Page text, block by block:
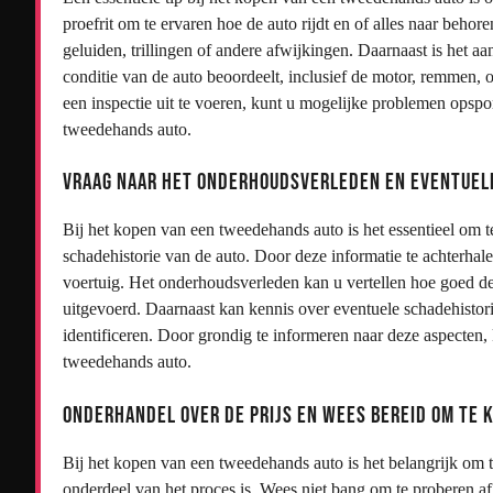
proefrit om te ervaren hoe de auto rijdt en of alles naar
geluiden, trillingen of andere afwijkingen. Daarnaast is het
conditie van de auto beoordeelt, inclusief de motor,
een inspectie uit te voeren, kunt u mogelijke problemen
tweedehands auto.
Vraag naar het onderhoudsverleden en
Bij het kopen van een tweedehands auto is het essentieel
schadehistorie van de auto. Door deze informatie te
voertuig. Het onderhoudsverleden kan u vertellen hoe goed
uitgevoerd. Daarnaast kan kennis over eventuele
identificeren. Door grondig te informeren naar deze
tweedehands auto.
Onderhandel over de prijs en wees bereid om te
Bij het kopen van een tweedehands auto is het belangrijk om